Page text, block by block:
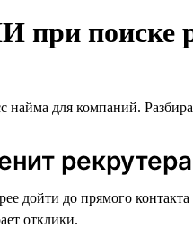
при поиске
найма для компаний.
дойти до прямого
отклики.